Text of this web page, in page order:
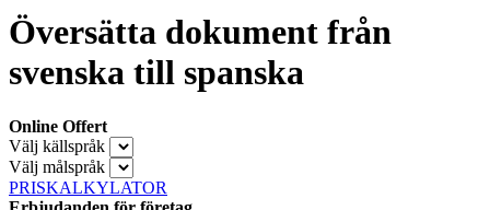
Översätta dokument från
svenska till spanska
Online Offert
Välj källspråk
Välj målspråk
PRISKALKYLATOR